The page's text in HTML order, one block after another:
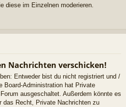
diese im Einzelnen moderieren.
Nachrichten verschicken!
Entweder bist du nicht registriert und /
Board-Administration hat Private
ausgeschaltet. Außerdem könnte es
das Recht, Private Nachrichten zu